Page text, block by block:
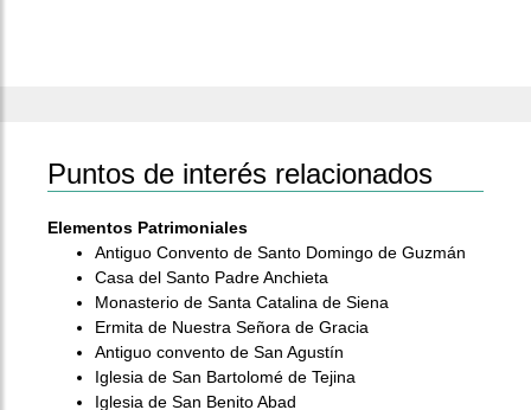
Puntos de interés relacionados
Elementos Patrimoniales
Antiguo Convento de Santo Domingo de Guzmán
Casa del Santo Padre Anchieta
Monasterio de Santa Catalina de Siena
Ermita de Nuestra Señora de Gracia
Antiguo convento de San Agustín
Iglesia de San Bartolomé de Tejina
Iglesia de San Benito Abad